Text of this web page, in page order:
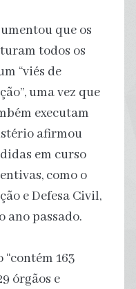
que os
todos os
“viés de
uma vez que
executam
afirmou
em curso
como o
e Defesa Civil,
ano passado.
“contém 163
órgãos e